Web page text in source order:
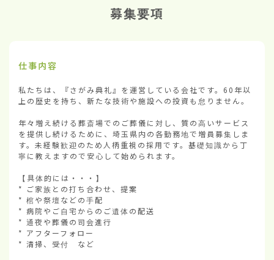
募集要項
仕事内容
私たちは、『さがみ典礼』を運営している会社です。60年以
上の歴史を持ち、新たな技術や施設への投資も怠りません。
年々増え続ける葬斎場でのご葬儀に対し、質の高いサービス
を提供し続けるために、埼玉県内の各勤務地で増員募集しま
す。未経験歓迎のため人柄重視の採用です。基礎知識から丁
寧に教えますので安心して始められます。
【具体的には・・・】
* ご家族との打ち合わせ、提案
* 棺や祭壇などの手配
* 病院やご自宅からのご遺体の配送
* 通夜や葬儀の司会進行
* アフターフォロー
* 清掃、受付　など